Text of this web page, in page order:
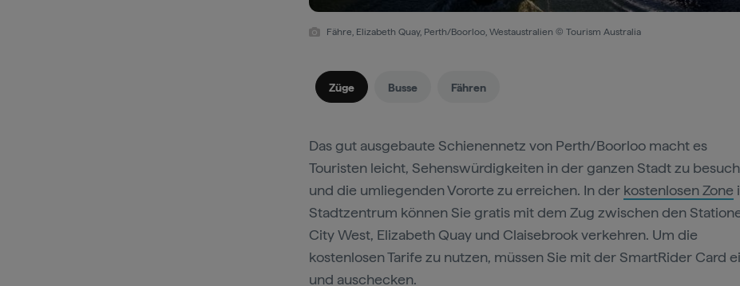
Fähre, Elizabeth Quay, Perth/Boorloo, Westaustralien © Tourism Australia
Züge Busse Fähren
Das gut ausgebaute Schienennetz von Perth/Boorloo macht es
Touristen leicht, Sehenswürdigkeiten in der ganzen Stadt zu
und die umliegenden Vororte zu erreichen. In der kostenlosen Zone
Stadtzentrum können Sie gratis mit dem Zug zwischen den
City West, Elizabeth Quay und Claisebrook verkehren. Um die
kostenlosen Tarife zu nutzen, müssen Sie mit der SmartRider Card
und auschecken.